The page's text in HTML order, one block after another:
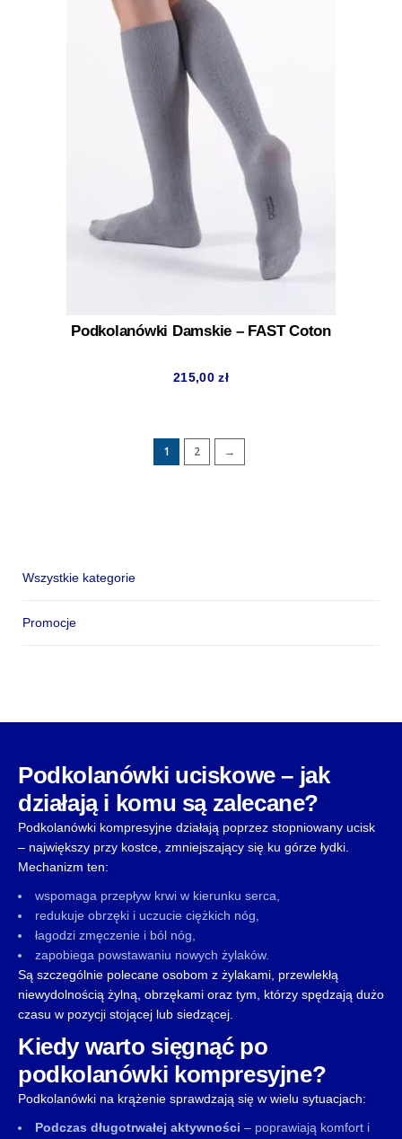
Podkolanówki Damskie – FAST Coton
215,00zł
1 2 →
Wszystkie kategorie
Promocje
Podkolanówki uciskowe – jak
działają i komu są zalecane?
Podkolanówki kompresyjne działają poprzez stopniowany ucisk
– największy przy kostce, zmniejszający się ku górze łydki.
Mechanizm ten:
wspomaga przepływ krwi w kierunku serca,
redukuje obrzęki i uczucie ciężkich nóg,
łagodzi zmęczenie i ból nóg,
zapobiega powstawaniu nowych żylaków.
Są szczególnie polecane osobom z żylakami, przewlekłą
niewydolnością żylną, obrzękami oraz tym, którzy spędzają dużo
czasu w pozycji stojącej lub siedzącej.
Kiedy warto sięgnąć po
podkolanówki kompresyjne?
Podkolanówki na krążenie sprawdzają się w wielu sytuacjach:
Podczas długotrwałej aktywności – poprawiają komfort i